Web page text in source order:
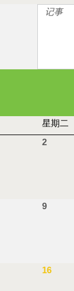
记事
星期二
2
9
16